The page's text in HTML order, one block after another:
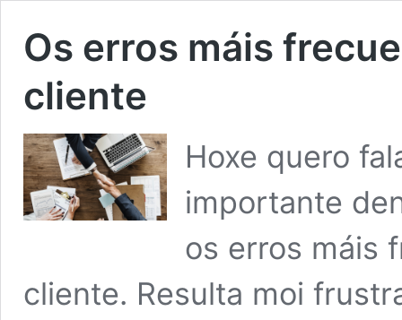
Os erros máis
cliente
Hoxe quero
importante
os erros máis
cliente. Resulta moi